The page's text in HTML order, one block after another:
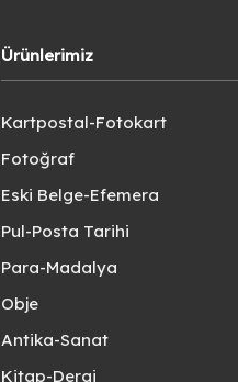
Ürünlerimiz
Kartpostal-Fotokart
Fotoğraf
Eski Belge-Efemera
Pul-Posta Tarihi
Para-Madalya
Obje
Antika-Sanat
Kitap-Dergi